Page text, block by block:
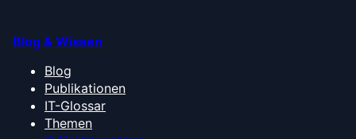
Blog & Wissen
Blog
Publikationen
IT-Glossar
Themen